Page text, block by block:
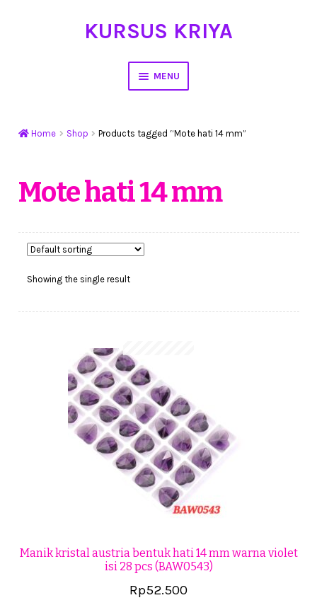
KURSUS KRIYA
MENU
Workshop Membuat Bunga Dari Stocking
My Account
Cart
Checkout
Konfirmasi Pembayaran
Tutorial Step by Step
Home Shop Products tagged “Mote hati 14 mm”
Mote hati 14 mm
Showing the single result
Manik kristal austria bentuk hati 14 mm warna violet
isi 28 pcs (BAW0543)
Rp52.500